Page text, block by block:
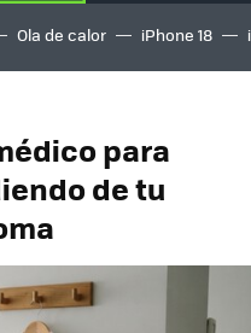
Ola de calor iPhone 18
para
de tu